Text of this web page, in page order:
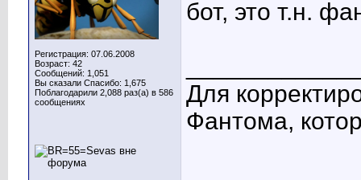
Регистрация: 07.06.2008
Возраст: 42
Сообщений: 1,051
Вы сказали Спасибо: 1,675
Поблагодарили 2,088 раз(а) в 586
сообщениях
бот, это т.н.
Для
Фантома,